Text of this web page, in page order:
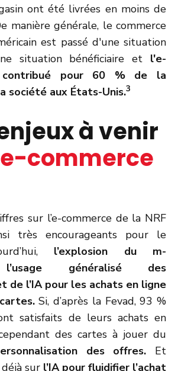
ont été livrées en moins de
manière générale, le commerce
est passé d'une situation
situation bénéficiaire et l'e-
contribué pour 60 % de la
société aux États-Unis.3
à venir
commerce
sur l’e-commerce de la NRF
très encourageants pour le
l’explosion du m-
l’usage généralisé des
de l’IA pour les achats en ligne
Si, d’après la Fevad, 93 %
satisfaits de leurs achats en
des cartes à jouer du
des offres. Et
sur l’IA pour fluidifier l’achat